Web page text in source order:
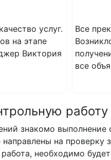
качество
вопросов на этапе
Но менеджер
знакомо
на проверку
необходимо